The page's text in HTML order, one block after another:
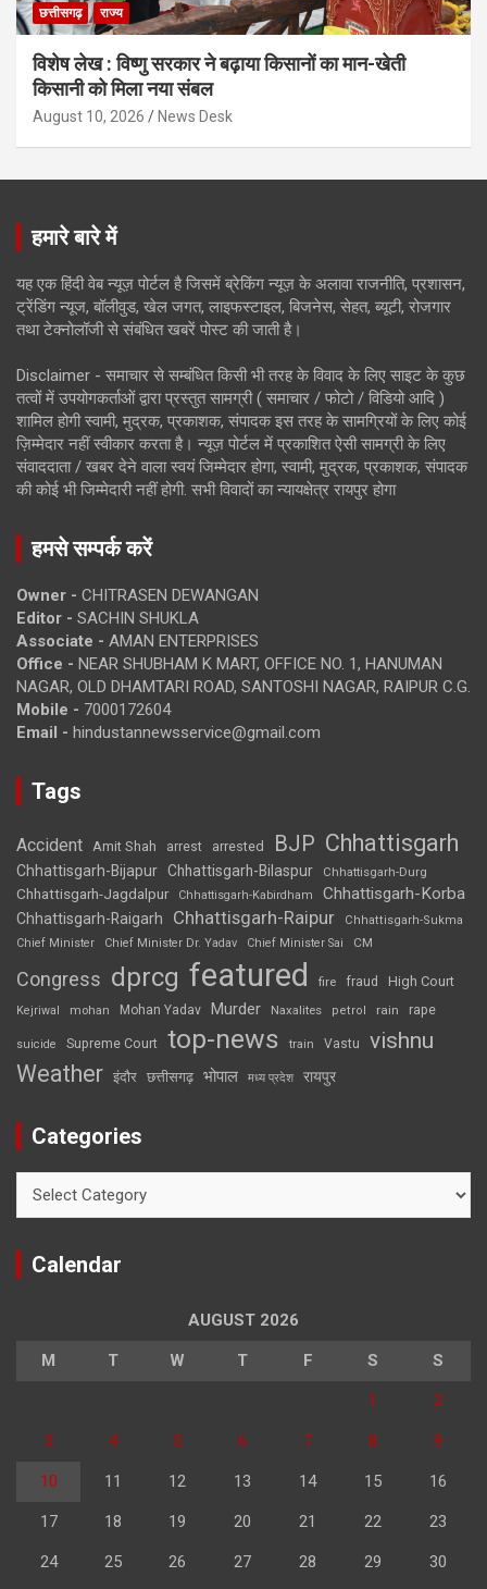
छत्तीसगढ़ राज्य
विशेष लेख : विष्णु सरकार ने बढ़ाया किसानों का मान-खेती
किसानी को मिला नया संबल
August 10, 2026 News Desk
हमारे बारे में
यह एक हिंदी वेब न्यूज़ पोर्टल है जिसमें ब्रेकिंग न्यूज़ के अलावा राजनीति, प्रशासन,
ट्रेंडिंग न्यूज, बॉलीवुड, खेल जगत, लाइफस्टाइल, बिजनेस, सेहत, ब्यूटी, रोजगार
तथा टेक्नोलॉजी से संबंधित खबरें पोस्ट की जाती है।
Disclaimer - समाचार से सम्बंधित किसी भी तरह के विवाद के लिए साइट के कुछ
तत्वों में उपयोगकर्ताओं द्वारा प्रस्तुत सामग्री ( समाचार / फोटो / विडियो आदि )
शामिल होगी स्वामी, मुद्रक, प्रकाशक, संपादक इस तरह के सामग्रियों के लिए कोई
ज़िम्मेदार नहीं स्वीकार करता है। न्यूज़ पोर्टल में प्रकाशित ऐसी सामग्री के लिए
संवाददाता / खबर देने वाला स्वयं जिम्मेदार होगा, स्वामी, मुद्रक, प्रकाशक, संपादक
की कोई भी जिम्मेदारी नहीं होगी. सभी विवादों का न्यायक्षेत्र रायपुर होगा
हमसे सम्पर्क करें
Owner - CHITRASEN DEWANGAN
Editor - SACHIN SHUKLA
Associate - AMAN ENTERPRISES
Office - NEAR SHUBHAM K MART, OFFICE NO. 1, HANUMAN
NAGAR, OLD DHAMTARI ROAD, SANTOSHI NAGAR, RAIPUR C.G.
Mobile - 7000172604
Email - hindustannewsservice@gmail.com
Tags
Accident Amit Shah arrest arrested BJP Chhattisgarh
Chhattisgarh-Bijapur Chhattisgarh-Bilaspur Chhattisgarh-Durg
Chhattisgarh-Jagdalpur Chhattisgarh-Kabirdham Chhattisgarh-Korba
Chhattisgarh-Raigarh Chhattisgarh-Raipur
Chhattisgarh-Sukma
Chief Minister
Chief Minister Dr. Yadav Chief Minister Sai CM
Congress dprcg featured fire fraud High Court
Kejriwal mohan Mohan Yadav Murder Naxalites petrol rain rape
suicide Supreme Court top-news train Vastu vishnu
Weather इंदौर छत्तीसगढ़ भोपाल मध्य प्रदेश रायपुर
Categories
Calendar
AUGUST 2026
M T W T F S S
1 2
3 4 5 6 7 8 9
10 11 12 13 14 15 16
17 18 19 20 21 22 23
24 25 26 27 28 29 30